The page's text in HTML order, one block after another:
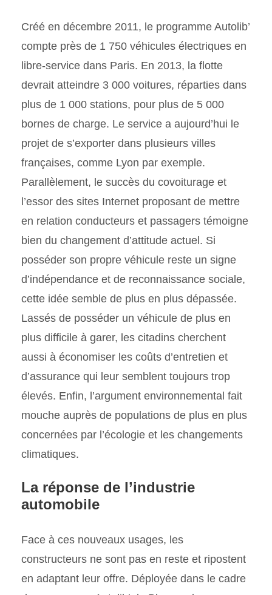
Créé en décembre 2011, le programme Autolib’
compte près de 1 750 véhicules électriques en
libre-service dans Paris. En 2013, la flotte
devrait atteindre 3 000 voitures, réparties dans
plus de 1 000 stations, pour plus de 5 000
bornes de charge. Le service a aujourd’hui le
projet de s’exporter dans plusieurs villes
françaises, comme Lyon par exemple.
Parallèlement, le succès du covoiturage et
l’essor des sites Internet proposant de mettre
en relation conducteurs et passagers témoigne
bien du changement d’attitude actuel. Si
posséder son propre véhicule reste un signe
d’indépendance et de reconnaissance sociale,
cette idée semble de plus en plus dépassée.
Lassés de posséder un véhicule de plus en
plus difficile à garer, les citadins cherchent
aussi à économiser les coûts d’entretien et
d’assurance qui leur semblent toujours trop
élevés. Enfin, l’argument environnemental fait
mouche auprès de populations de plus en plus
concernées par l’écologie et les changements
climatiques.
La réponse de l’industrie
automobile
Face à ces nouveaux usages, les
constructeurs ne sont pas en reste et ripostent
en adaptant leur offre. Déployée dans le cadre